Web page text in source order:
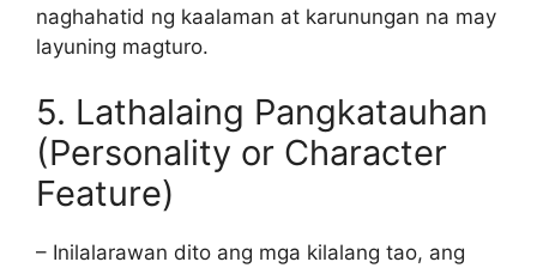
naghahatid ng kaalaman at karunungan na may
layuning magturo.
5. Lathalaing Pangkatauhan
(Personality or Character
Feature)
– Inilalarawan dito ang mga kilalang tao, ang